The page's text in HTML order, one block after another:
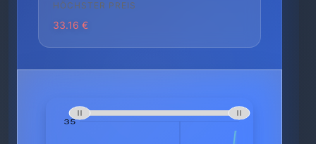
HÖCHSTER PREIS
33.16 €